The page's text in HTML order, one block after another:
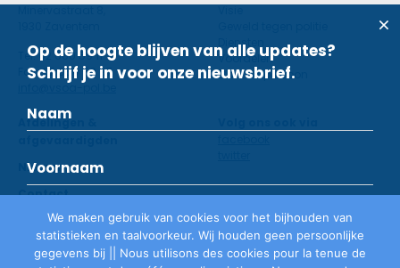
We maken gebruik van cookies voor het bijhouden van
statistieken en taalvoorkeur. Wij houden geen persoonlijke
gegevens bij || Nous utilisons des cookies pour la tenue de
Tel: 02 660 59 11
Fax: 02 660 50 97
info@vsoa-pol.be
Diensten
Voordelen
Contactpersoon
Afdelingen &
Nieuws
Contact
Lid worden
Op de hoogte blijven van alle updates?
Schrijf je in voor onze nieuwsbrief.